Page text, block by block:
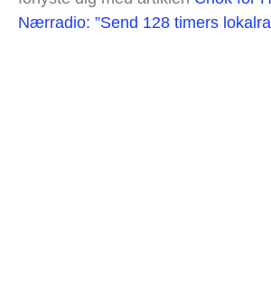
Nærradio: ”Send 128 timers